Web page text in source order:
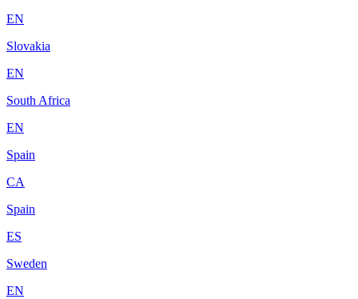
EN
Slovakia
EN
South Africa
EN
Spain
CA
Spain
ES
Sweden
EN